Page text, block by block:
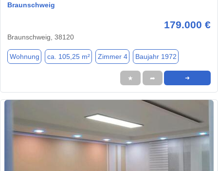
Braunschweig
179.000 €
Braunschweig, 38120
Wohnung ca. 105,25 m² Zimmer 4 Baujahr 1972
★ ➦ ➜